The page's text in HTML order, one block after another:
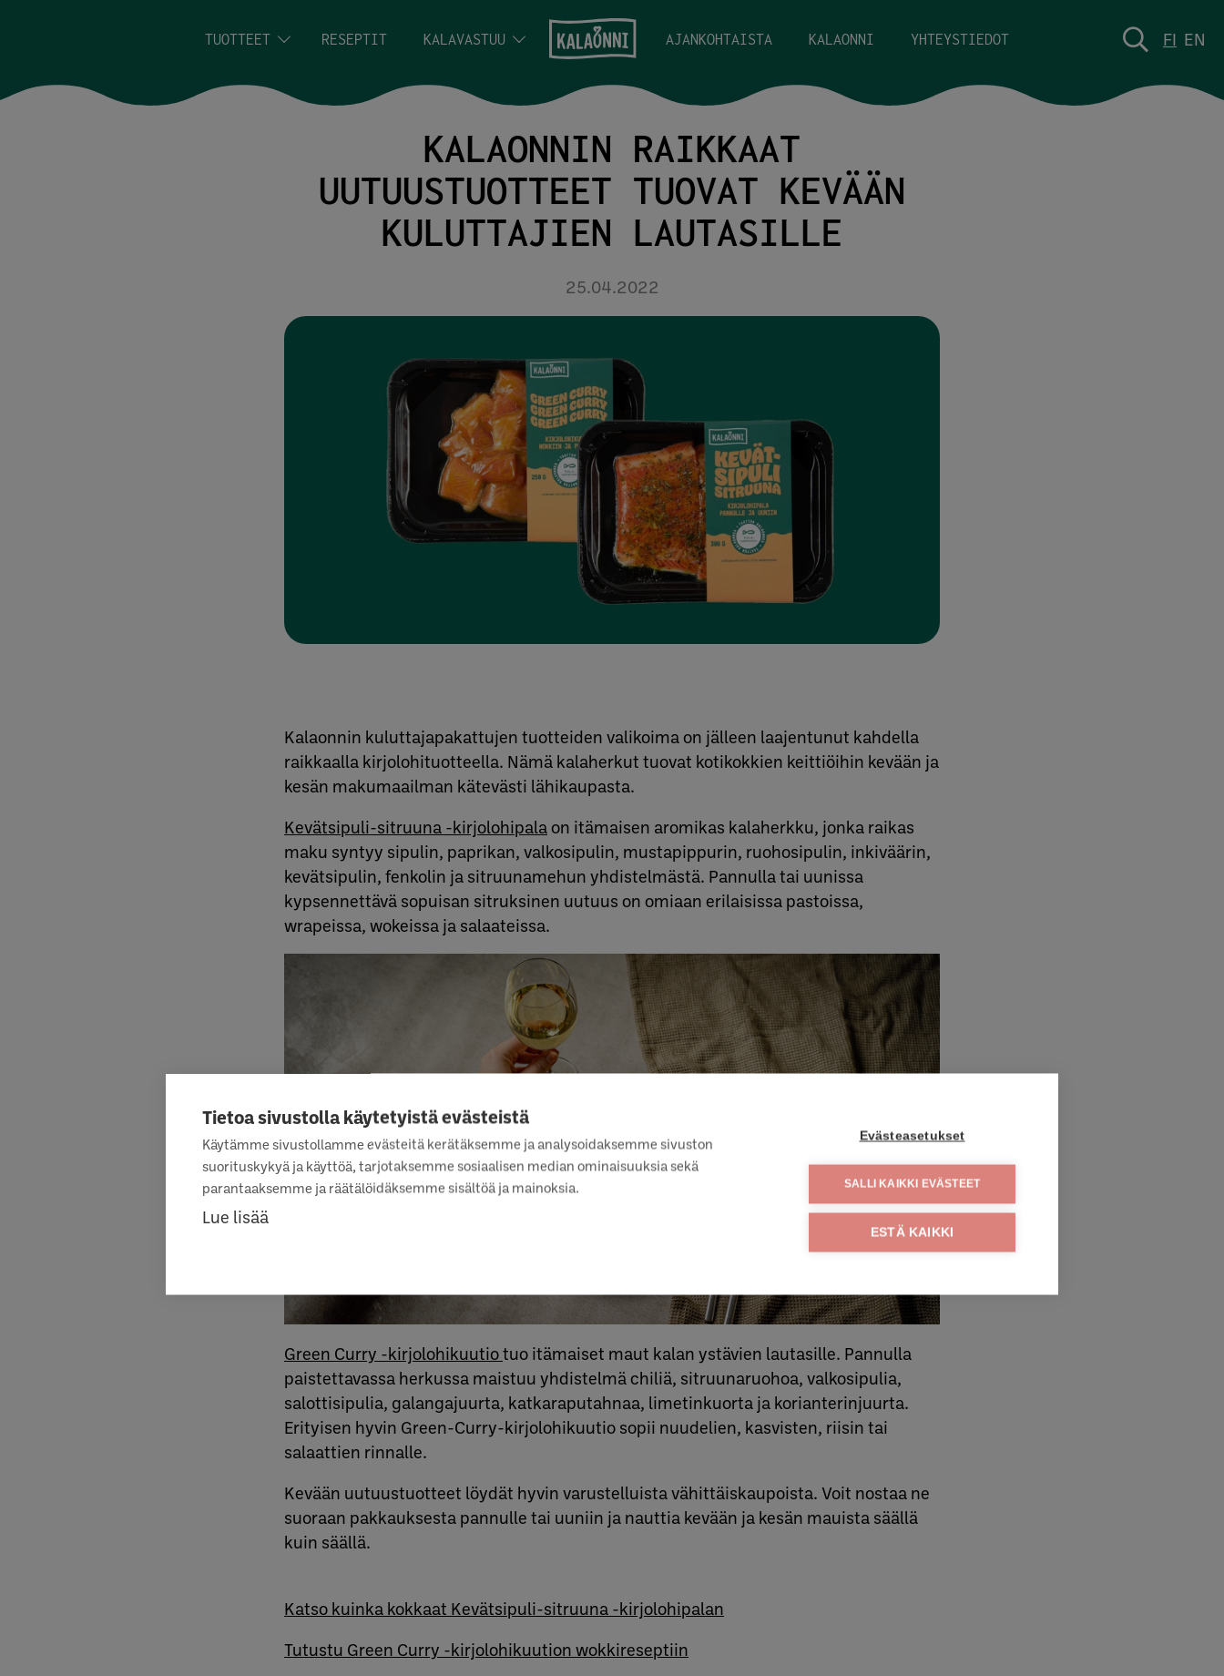
TUOTTEET RESEPTIT KALAVASTUU AJANKOHTAISTA KALAONNI YHTEYSTIEDOT FI EN
KALAONNIN RAIKKAAT
UUTUUSTUOTTEET TUOVAT KEVÄÄN
KULUTTAJIEN LAUTASILLE
25.04.2022
Kalaonnin kuluttajapakattujen tuotteiden valikoima on jälleen laajentunut kahdella
raikkaalla kirjolohituotteella. Nämä kalaherkut tuovat kotikokkien keittiöihin kevään ja
kesän makumaailman kätevästi lähikaupasta.
Kevätsipuli-sitruuna -kirjolohipalaon itämaisen aromikas kalaherkku, jonka raikas
maku syntyy sipulin, paprikan, valkosipulin, mustapippurin, ruohosipulin, inkiväärin,
kevätsipulin, fenkolin ja sitruunamehun yhdistelmästä. Pannulla tai uunissa
kypsennettävä sopuisan sitruksinen uutuus on omiaan erilaisissa pastoissa,
wrapeissa, wokeissa ja salaateissa.
Green Curry -kirjolohikuutiotuo itämaiset maut kalan ystävien lautasille. Pannulla
paistettavassa herkussa maistuu yhdistelmä chiliä, sitruunaruohoa, valkosipulia,
salottisipulia, galangajuurta, katkaraputahnaa, limetinkuorta ja korianterinjuurta.
Erityisen hyvin Green-Curry-kirjolohikuutio sopii nuudelien, kasvisten, riisin tai
salaattien rinnalle.
Kevään uutuustuotteet löydät hyvin varustelluista vähittäiskaupoista. Voit nostaa ne
suoraan pakkauksesta pannulle tai uuniin ja nauttia kevään ja kesän mauista säällä
kuin säällä.
Katso kuinka kokkaat Kevätsipuli-sitruuna -kirjolohipalan
Tutustu Green Curry -kirjolohikuution wokkireseptiin
Tietoa sivustolla käytetyistä evästeistä
Käytämme sivustollamme evästeitä kerätäksemme ja analysoidaksemme sivuston
suorituskykyä ja käyttöä, tarjotaksemme sosiaalisen median ominaisuuksia sekä
parantaaksemme ja räätälöidäksemme sisältöä ja mainoksia.
Lue lisää
Evästeasetukset
SALLI KAIKKI EVÄSTEET
ESTÄ KAIKKI